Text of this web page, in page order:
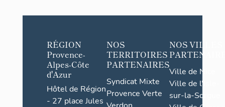
RÉGION
Provence-
Alpes-Côte
d'Azur
Hôtel de Région
- 27 place Jules
NOS
TERRITOIRES
PARTENAIRES
Syndicat Mixte
Provence Verte
NOS VILLES
Ville de Nice
Ville de l'Isle-
sur-la-Sorgue